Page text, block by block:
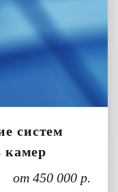
систем
камер
от 450 000 р.